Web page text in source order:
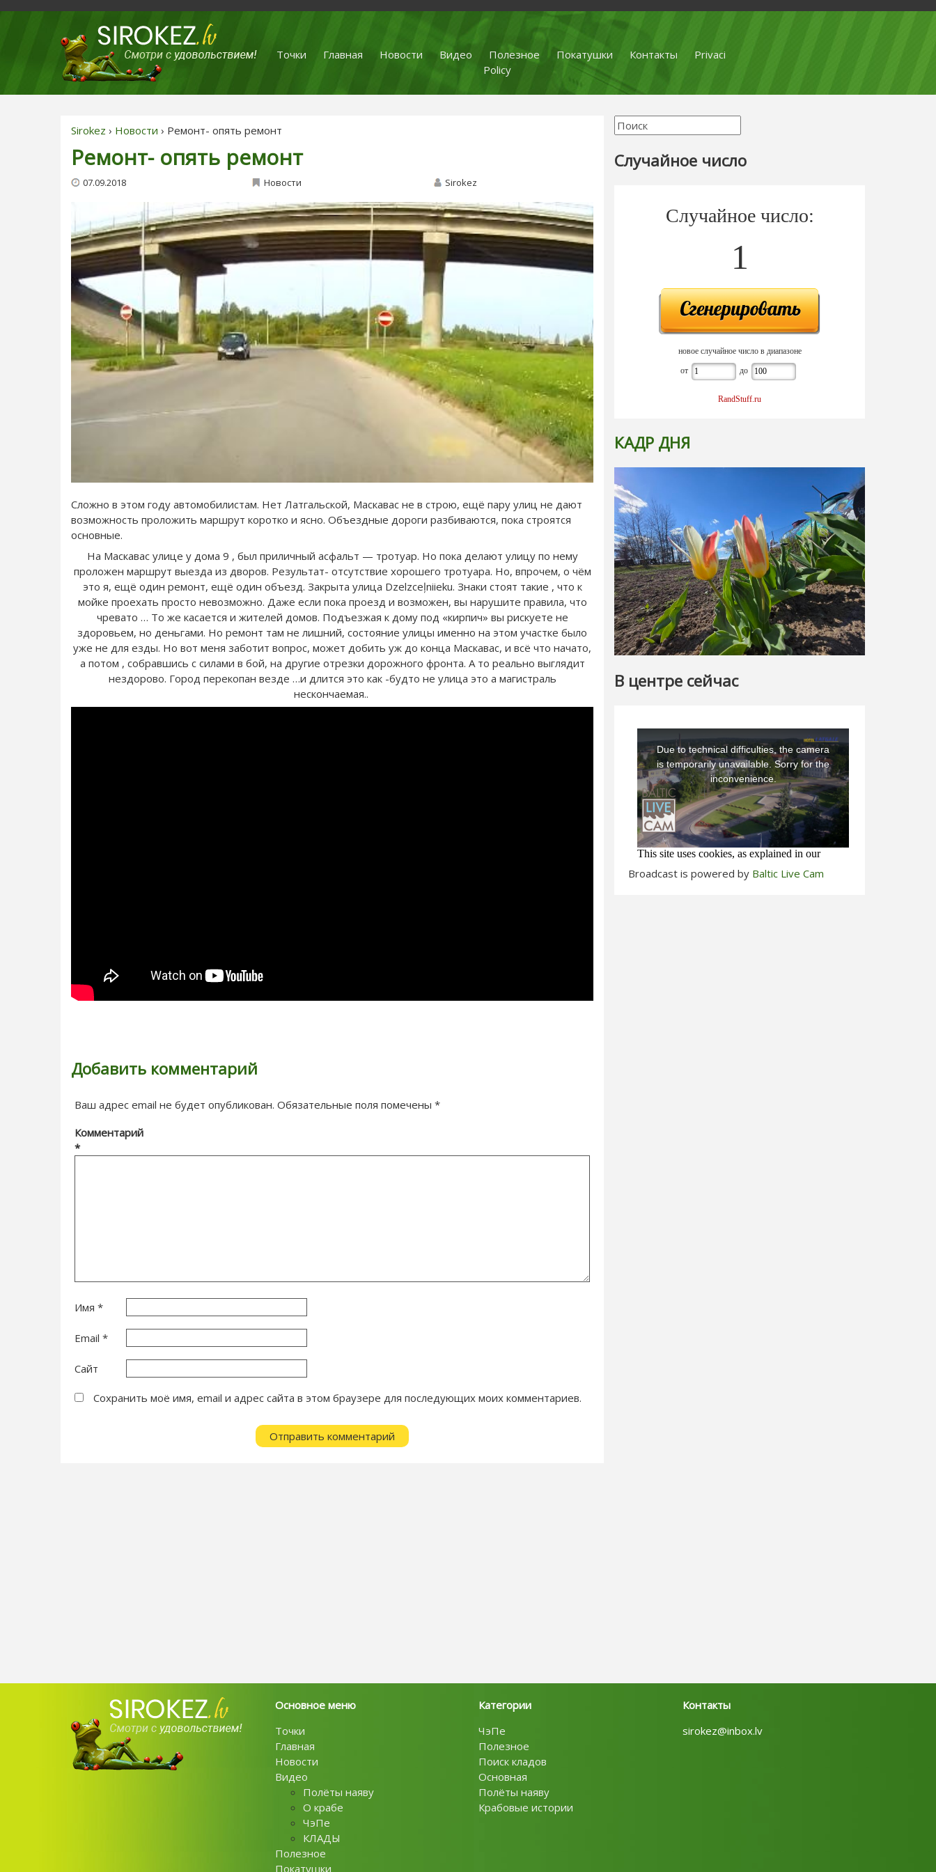
Точки Главная Новости Видео Полезное Покатушки Контакты
Privaci
Policy
Sirokez › Новости › Ремонт- опять ремонт
Ремонт- опять ремонт
07.09.2018 Новости Sirokez
Сложно в этом году автомобилистам. Нет Латгальской, Маскавас не в строю, ещё пару улиц не дают
возможность проложить маршрут коротко и ясно. Объездные дороги разбиваются, пока строятся
основные.
На Маскавас улице у дома 9 , был приличный асфальт — тротуар. Но пока делают улицу по нему
проложен маршрут выезда из дворов. Результат- отсутствие хорошего тротуара. Но, впрочем, о чём
это я, ещё один ремонт, ещё один объезд. Закрыта улица Dzelzceļniieku. Знаки стоят такие , что к
мойке проехать просто невозможно. Даже если пока проезд и возможен, вы нарушите правила, что
чревато … То же касается и жителей домов. Подъезжая к дому под «кирпич» вы рискуете не
здоровьем, но деньгами. Но ремонт там не лишний, состояние улицы именно на этом участке было
уже не для езды. Но вот меня заботит вопрос, может добить уж до конца Маскавас, и всё что начато,
а потом , собравшись с силами в бой, на другие отрезки дорожного фронта. А то реально выглядит
нездорово. Город перекопан везде …и длится это как -будто не улица это а магистраль
нескончаемая..
Добавить комментарий
Ваш адрес email не будет опубликован. Обязательные поля помечены *
Комментарий
*
Имя *
Email *
Сайт
Сохранить моё имя, email и адрес сайта в этом браузере для последующих моих комментариев.
Случайное число
Случайное число:
1
новое случайное число в диапазоне
от до
RandStuff.ru
КАДР ДНЯ
В центре сейчас
Broadcast is powered by Baltic Live Cam
Основное меню
Точки
Главная
Новости
Видео
Полёты наяву
О крабе
ЧэПе
КЛАДЫ
Полезное
Покатушки
Категории
ЧэПе
Полезное
Поиск кладов
Основная
Полёты наяву
Крабовые истории
Контакты
sirokez@inbox.lv